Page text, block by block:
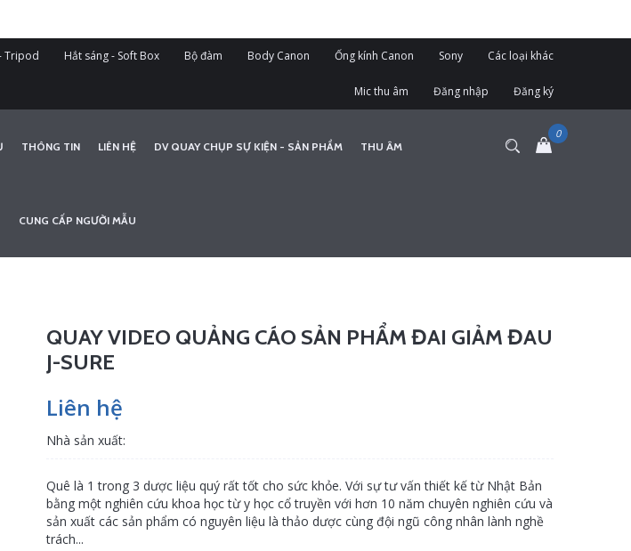
Tripod Hắt sáng - Soft Box Bộ đàm Body Canon Ống kính Canon Sony Các loại khác
Mic thu âm Đăng nhập Đăng ký
THÔNG TIN LIÊN HỆ DV QUAY CHỤP SỰ KIỆN - SẢN PHẨM THU ÂM
CUNG CẤP NGƯỜI MẪU
QUAY VIDEO QUẢNG CÁO SẢN PHẨM ĐAI GIẢM ĐAU
J-SURE
Liên hệ
Nhà sản xuất:
Quê là 1 trong 3 dược liệu quý rất tốt cho sức khỏe. Với sự tư vấn thiết kế từ Nhật Bản
bằng một nghiên cứu khoa học từ y học cổ truyền với hơn 10 năm chuyên nghiên cứu và
sản xuất các sản phẩm có nguyên liệu là thảo dược cùng đội ngũ công nhân lành nghề
trách...